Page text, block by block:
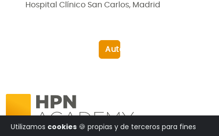
Hospital Clínico San Carlos, Madrid
Autores
Utilizamos cookies 🍪 propias y de terceros para fines